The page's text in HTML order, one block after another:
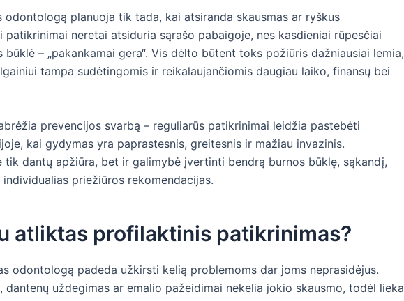
odontologą planuoja tik tada, kai atsiranda skausmas ar ryškus
neretai atsiduria sąrašo pabaigoje, nes kasdieniai rūpesčiai
– „pakankamai gera“. Vis dėlto būtent toks požiūris dažniausiai lemia,
tampa sudėtingomis ir reikalaujančiomis daugiau laiko, finansų bei
prevencijos svarbą – reguliarūs patikrinimai leidžia pastebėti
kai gydymas yra paprastesnis, greitesnis ir mažiau invazinis.
tik dantų apžiūra, bet ir galimybė įvertinti bendrą burnos būklę, sąkandį,
priežiūros rekomendacijas.
atliktas profilaktinis patikrinimas?
odontologą padeda užkirsti kelią problemoms dar joms neprasidėjus.
dantenų uždegimas ar emalio pažeidimai nekelia jokio skausmo, todėl lieka